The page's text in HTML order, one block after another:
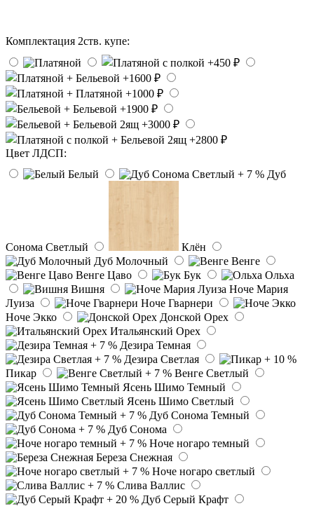
Комплектация 2ств. купе:
Цвет ЛДСП:
Белый
Дуб
Сонома Светлый
Клён
Дуб Молочный
Венге
Венге Цаво
Бук
Ольха
Вишня
Ноче Мария
Луиза
Ноче Гварнери
Ноче Экко
Донской Орех
Итальянский Орех
Дезира Темная
Дезира Светлая
Пикар
Венге Светлый
Ясень Шимо Темный
Ясень Шимо Светлый
Дуб Сонома Темный
Дуб Сонома
Ноче ногаро темный
Береза Снежная
Ноче ногаро светлый
Слива Валлис
Дуб Серый Крафт